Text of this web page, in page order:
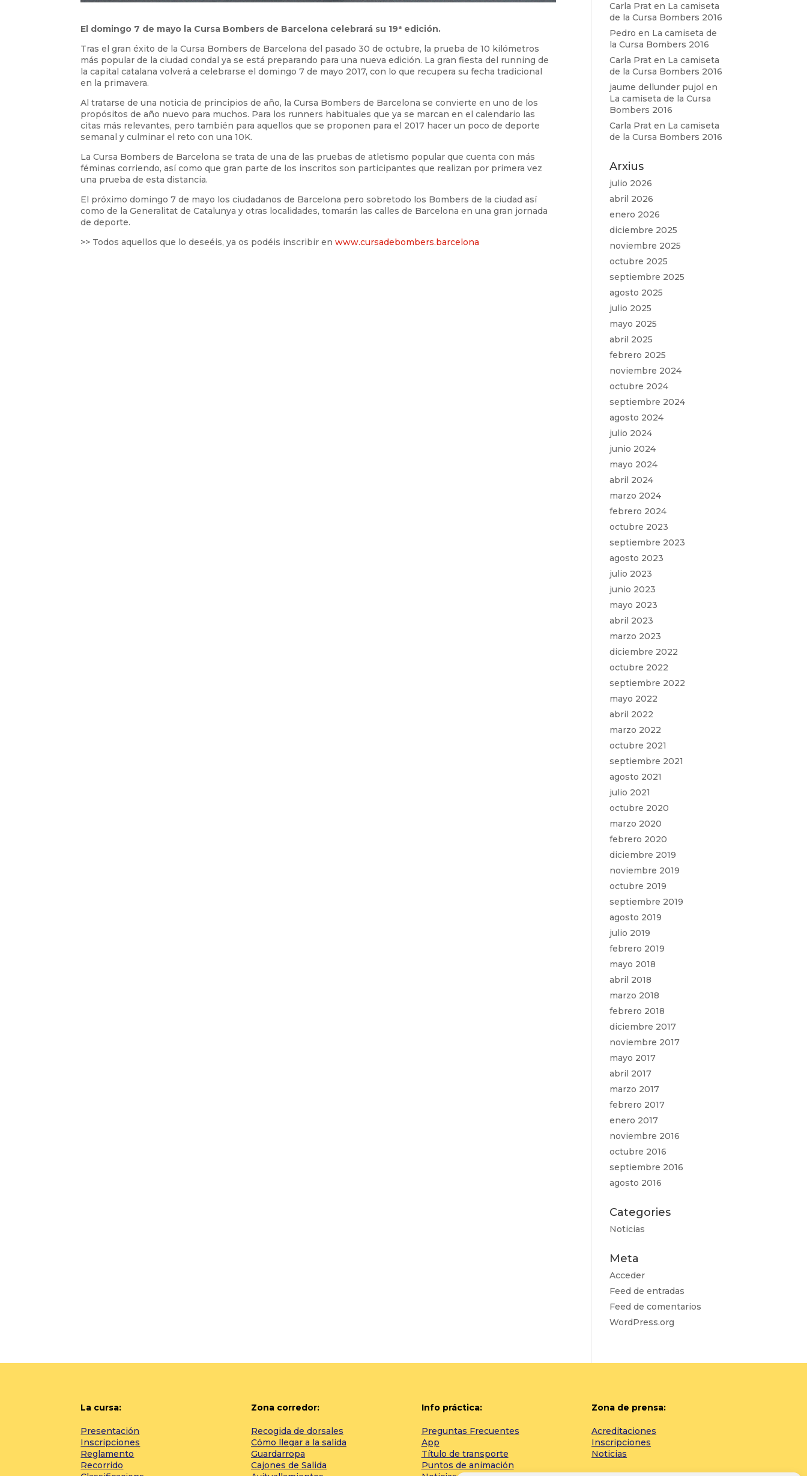
El domingo 7 de mayo la Cursa Bombers de Barcelona celebrará su 19ª edición.
Tras el gran éxito de la Cursa Bombers de Barcelona del pasado 30 de octubre, la prueba de 10 kilómetros
más popular de la ciudad condal ya se está preparando para una nueva edición. La gran fiesta del running de
la capital catalana volverá a celebrarse el domingo 7 de mayo 2017, con lo que recupera su fecha tradicional
en la primavera.
Al tratarse de una noticia de principios de año, la Cursa Bombers de Barcelona se convierte en uno de los
propósitos de año nuevo para muchos. Para los runners habituales que ya se marcan en el calendario las
citas más relevantes, pero también para aquellos que se proponen para el 2017 hacer un poco de deporte
semanal y culminar el reto con una 10K.
La Cursa Bombers de Barcelona se trata de una de las pruebas de atletismo popular que cuenta con más
féminas corriendo, así como que gran parte de los inscritos son participantes que realizan por primera vez
una prueba de esta distancia.
El próximo domingo 7 de mayo los ciudadanos de Barcelona pero sobretodo los Bombers de la ciudad así
como de la Generalitat de Catalunya y otras localidades, tomarán las calles de Barcelona en una gran jornada
de deporte.
>> Todos aquellos que lo deseéis, ya os podéis inscribir enwww.cursadebombers.barcelona
Carla Prat en La camiseta
de la Cursa Bombers 2016
Pedro en La camiseta de
la Cursa Bombers 2016
Carla Prat en La camiseta
de la Cursa Bombers 2016
jaume dellunder pujol en
La camiseta de la Cursa
Bombers 2016
Carla Prat en La camiseta
de la Cursa Bombers 2016
Arxius
julio 2026
abril 2026
enero 2026
diciembre 2025
noviembre 2025
octubre 2025
septiembre 2025
agosto 2025
julio 2025
mayo 2025
abril 2025
febrero 2025
noviembre 2024
octubre 2024
septiembre 2024
agosto 2024
julio 2024
junio 2024
mayo 2024
abril 2024
marzo 2024
febrero 2024
octubre 2023
septiembre 2023
agosto 2023
julio 2023
junio 2023
mayo 2023
abril 2023
marzo 2023
diciembre 2022
octubre 2022
septiembre 2022
mayo 2022
abril 2022
marzo 2022
octubre 2021
septiembre 2021
agosto 2021
julio 2021
octubre 2020
marzo 2020
febrero 2020
diciembre 2019
noviembre 2019
octubre 2019
septiembre 2019
agosto 2019
julio 2019
febrero 2019
mayo 2018
abril 2018
marzo 2018
febrero 2018
diciembre 2017
noviembre 2017
mayo 2017
abril 2017
marzo 2017
febrero 2017
enero 2017
noviembre 2016
octubre 2016
septiembre 2016
agosto 2016
Categories
Noticias
Meta
Acceder
Feed de entradas
Feed de comentarios
WordPress.org
La cursa:
Presentación
Inscripciones
Reglamento
Recorrido
Zona corredor:
Recogida de dorsales
Cómo llegar a la salida
Guardarropa
Cajones de Salida
Info práctica:
Preguntas Frecuentes
App
Título de transporte
Puntos de animación
Zona de prensa:
Acreditaciones
Inscripciones
Noticias